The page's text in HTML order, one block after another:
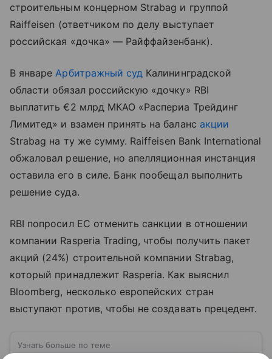
строительным концерном Strabag и группой
Raiffeisen (ответчиком по делу выступает
российская «дочка» — Райффайзенбанк).
В январе Арбитражный суд Калининградской
области обязал российскую «дочку» RBI
выплатить €2 млрд МКАО «Распериа Трейдинг
Лимитед» и взамен принять на баланс акции
Strabag на ту же сумму. Raiffeisen Bank International
обжаловал решение, но апелляционная инстанция
оставила его в силе. Банк пообещал выполнить
решение суда.
RBI попросил ЕС отменить санкции в отношении
компании Rasperia Trading, чтобы получить пакет
акций (24%) строительной компании Strabag,
который принадлежит Rasperia. Как выяснил
Bloomberg, несколько европейских стран
выступают против, чтобы не создавать прецедент.
Узнать больше по теме